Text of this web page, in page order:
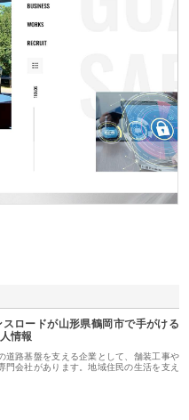
ロードが山形県鶴岡市で手がける
情報
道路基盤を支える企業として、舗装工事や
門会社があります。地域住民の生活を支え